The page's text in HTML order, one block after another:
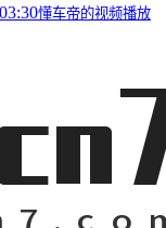
懂车帝的视频播放